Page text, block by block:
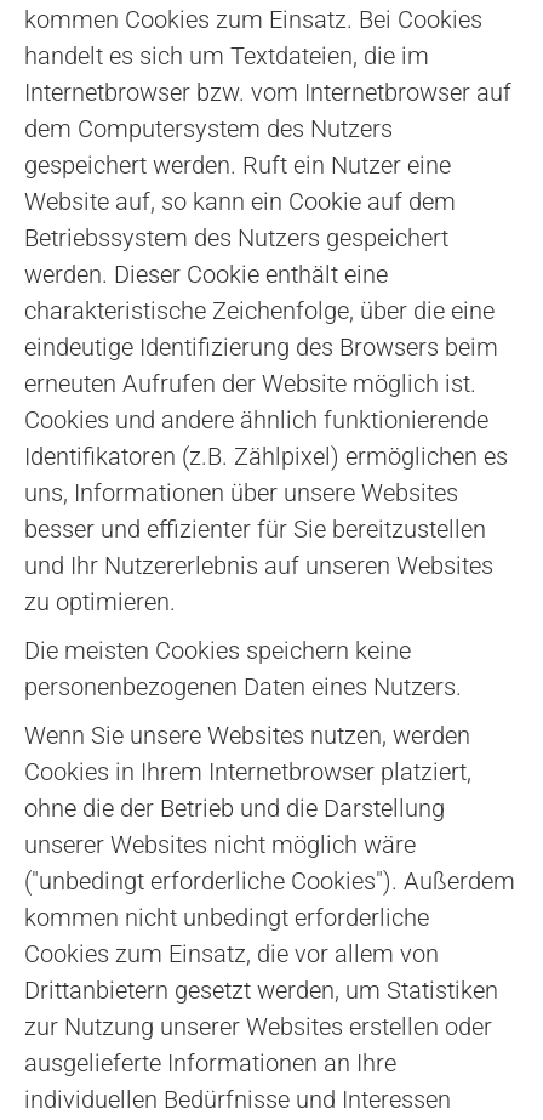
kommen Cookies zum Einsatz. Bei Cookies
handelt es sich um Textdateien, die im
Internetbrowser bzw. vom Internetbrowser auf
dem Computersystem des Nutzers
gespeichert werden. Ruft ein Nutzer eine
Website auf, so kann ein Cookie auf dem
Betriebssystem des Nutzers gespeichert
werden. Dieser Cookie enthält eine
charakteristische Zeichenfolge, über die eine
eindeutige Identifizierung des Browsers beim
erneuten Aufrufen der Website möglich ist.
Cookies und andere ähnlich funktionierende
Identifikatoren (z.B. Zählpixel) ermöglichen es
uns, Informationen über unsere Websites
besser und effizienter für Sie bereitzustellen
und Ihr Nutzererlebnis auf unseren Websites
zu optimieren.
Die meisten Cookies speichern keine
personenbezogenen Daten eines Nutzers.
Wenn Sie unsere Websites nutzen, werden
Cookies in Ihrem Internetbrowser platziert,
ohne die der Betrieb und die Darstellung
unserer Websites nicht möglich wäre
("unbedingt erforderliche Cookies"). Außerdem
kommen nicht unbedingt erforderliche
Cookies zum Einsatz, die vor allem von
Drittanbietern gesetzt werden, um Statistiken
zur Nutzung unserer Websites erstellen oder
ausgelieferte Informationen an Ihre
individuellen Bedürfnisse und Interessen